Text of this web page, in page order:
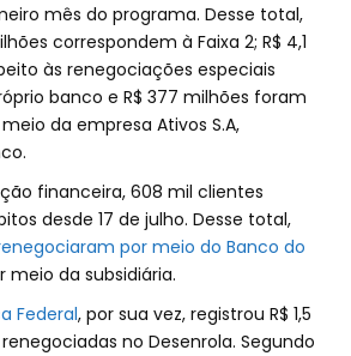
mês do programa. Desse total,
correspondem à Faixa 2; R$ 4,1
às renegociações especiais
banco e R$ 377 milhões foram
da empresa Ativos S.A,
financeira, 608 mil clientes
desde 17 de julho. Desse total,
por meio do Banco do
meio da subsidiária.
Federal, por sua vez, registrou R$ 1,5
no Desenrola. Segundo